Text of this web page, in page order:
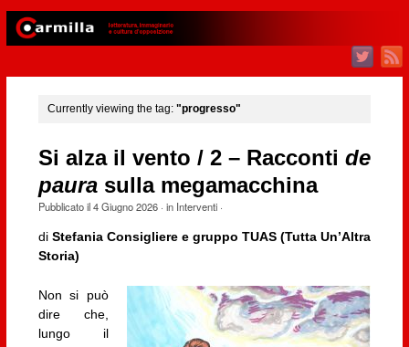
Currently viewing the tag: "progresso"
Si alza il vento / 2 – Racconti de
paurasulla megamacchina
Pubblicato il4 Giugno 2026· in Interventi·
di Stefania Consigliere e gruppo TUAS (Tutta Un’Altra
Storia)
Non si può
dire che,
lungo il